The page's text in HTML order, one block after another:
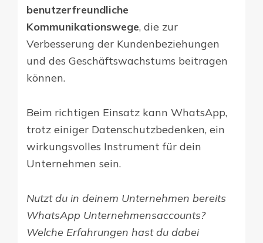
benutzerfreundliche
Kommunikationswege, die zur
Verbesserung der Kundenbeziehungen
und des Geschäftswachstums beitragen
können.
Beim richtigen Einsatz kann WhatsApp,
trotz einiger Datenschutzbedenken, ein
wirkungsvolles Instrument für dein
Unternehmen sein.
Nutzt du in deinem Unternehmen bereits
WhatsApp Unternehmensaccounts?
Welche Erfahrungen hast du dabei